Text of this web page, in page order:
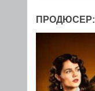
ПРОДЮСЕР: